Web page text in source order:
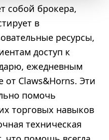
собой брокера,
в
ресурсы,
доступ к
ежедневным
от Claws&Horns. Эти
помочь
торговых навыков
техническая